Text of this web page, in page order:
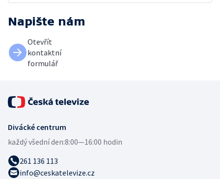
Napište nám
Otevřít
kontaktní
formulář
Divácké centrum
každý všední den:8:00—16:00 hodin
261 136 113
info@ceskatelevize.cz